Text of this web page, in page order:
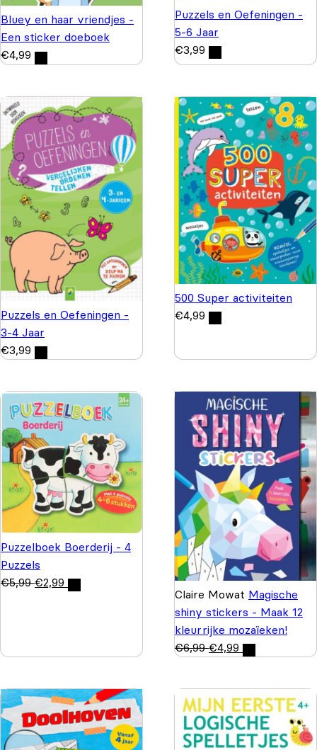
Bluey en haar vriendjes -
Een sticker doeboek
€4,99
Puzzels en Oefeningen -
5-6 Jaar
€3,99
Puzzels en Oefeningen -
3-4 Jaar
€3,99
500 Super activiteiten
€4,99
Puzzelboek Boerderij - 4
Puzzels
€5,99 €2,99
Claire Mowat Magische
shiny stickers - Maak 12
kleurrijke mozaïeken!
€6,99 €4,99